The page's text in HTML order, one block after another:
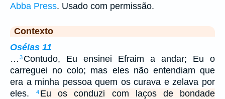
Abba Press. Usado com permissão.
Contexto
Oséias 11
… 3 Contudo, Eu ensinei Efraim a andar; Eu o
carreguei no colo; mas eles não entendiam que
era a minha pessoa quem os curava e zelava por
eles.
4 Eu os conduzi com laços de bondade